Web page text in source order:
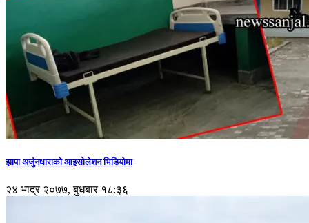
झापा अर्जुनधाराको आइसोलेशन भिडियोमा
२४ भाद्र २०७७, बुधबार १८:३६